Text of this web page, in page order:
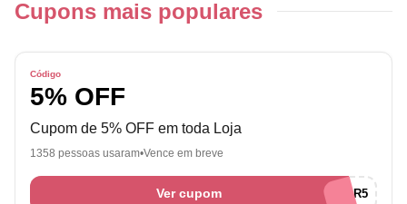
Cupons mais populares
Código
5% OFF
Cupom de 5% OFF em toda Loja
1358 pessoas usaram Vence em breve
Ver cupom JOCAR5